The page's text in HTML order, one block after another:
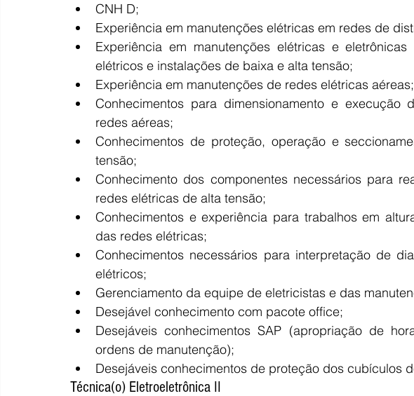
CNH D;
Experiência em manutenções elétricas em redes de
Experiência em manutenções elétricas e
elétricos e instalações de baixa e alta tensão;
Experiência em manutenções de redes elétricas aéreas;
Conhecimentos para dimensionamento e
redes aéreas;
Conhecimentos de proteção, operação e
tensão;
Conhecimento dos componentes necessários para
redes elétricas de alta tensão;
Conhecimentos e experiência para trabalhos em
das redes elétricas;
Conhecimentos necessários para interpretação de
elétricos;
Gerenciamento da equipe de eletricistas e das
Desejável conhecimento com pacote office;
Desejáveis conhecimentos SAP (apropriação de
ordens de manutenção);
Desejáveis conhecimentos de proteção dos cubículos
Técnica(o) Eletroeletrônica II